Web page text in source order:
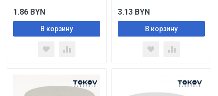
1.86 BYN
В корзину
3.13 BYN
В корзину